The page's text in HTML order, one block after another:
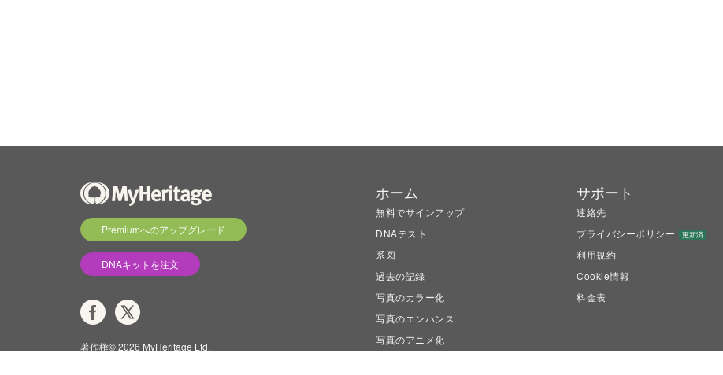
Premiumへのアップグレード
DNAキットを注文
著作権© 2026 MyHeritage Ltd.
ホーム
無料でサインアップ
DNAテスト
系図
過去の記録
写真のカラー化
写真のエンハンス
写真のアニメ化
サポート
連絡先
プライバシーポリシー
更新済
利用規約
Cookie情報
料金表